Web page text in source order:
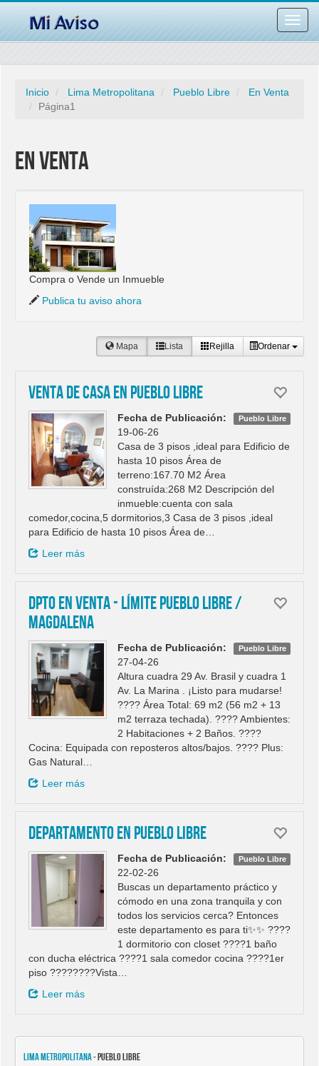
barra
Inicio Lima Metropolitana Pueblo Libre
En Venta
Página1
En Venta
Compra o Vende un Inmueble
Publica tu aviso ahora
Mapa Lista Rejilla Ordenar
Venta de casa en Pueblo Libre
Pueblo Libre
Fecha de Publicación:
19-06-26
Casa de 3 pisos ,ideal para Edificio de
hasta 10 pisos Área de
terreno:167.70 M2 Área
construída:268 M2 Descripción del
inmueble:cuenta con sala
comedor,cocina,5 dormitorios,3 Casa de 3 pisos ,ideal
para Edificio de hasta 10 pisos Área de…
Leer más
DPTO EN VENTA - LÍMITE PUEBLO LIBRE /
MAGDALENA
Pueblo Libre
Fecha de Publicación:
27-04-26
Altura cuadra 29 Av. Brasil y cuadra 1
Av. La Marina . ¡Listo para mudarse!
???? Área Total: 69 m2 (56 m2 + 13
m2 terraza techada). ???? Ambientes:
2 Habitaciones + 2 Baños. ????
Cocina: Equipada con reposteros altos/bajos. ???? Plus:
Gas Natural…
Leer más
DEPARTAMENTO EN PUEBLO LIBRE
Pueblo Libre
Fecha de Publicación:
22-02-26
Buscas un departamento práctico y
cómodo en una zona tranquila y con
todos los servicios cerca? Entonces
este departamento es para ti✨✨ ????️
1 dormitorio con closet ????1 baño
con ducha eléctrica ????️1 sala comedor cocina ????1er
piso ????️‍????️Vista…
Leer más
Lima Metropolitana- Pueblo Libre